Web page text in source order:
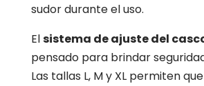
sudor durante el uso.
Elsistema de ajuste del
pensado para brindar
Las tallas L, M y XL permiten